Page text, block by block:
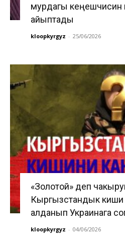
мурдагы кеңешчисин
айыптады
kloopkyrgyz - 25/06/2026
«Золотой» деп
Кыргызстандык киши
алданып Украинага
kloopkyrgyz - 04/06/2026